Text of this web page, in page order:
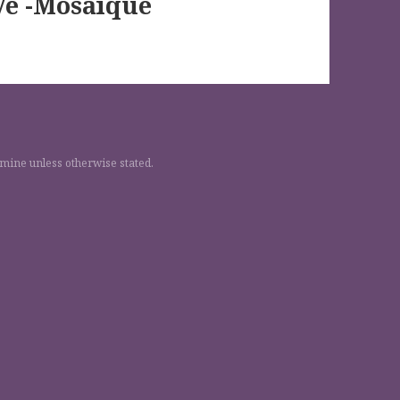
unless otherwise stated.